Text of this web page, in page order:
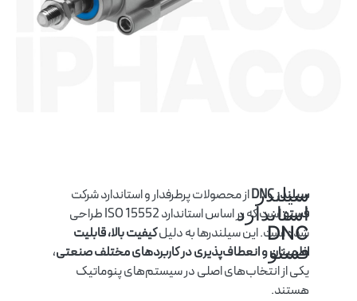
سیلندر
استاندارد
DNC
فستو
سیلندر DNC
از محصولات پرطرفدار و استاندارد شرکت
فستو
است که بر اساس استاندارد ISO 15552 طراحی
شده است. این سیلندرها به دلیلکیفیت بالا، قابلیت
اطمینان و انعطاف‌پذیری در کاربردهای مختلف صنعتی،
یکی از انتخاب‌های اصلی در سیستم‌های پنوماتیک
هستند.